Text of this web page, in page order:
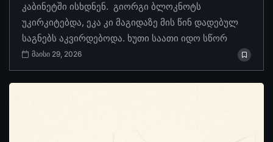
კაბინეტში ისხდნენ. გიორგი ბლოკნოტს
უკირკიტებდა, ეკა კი მაგიდაზე მის წინ დადებულ
საგნებს აკვირდებოდა. ხუთი საათი იდო სწორ
მაისი 29, 2026